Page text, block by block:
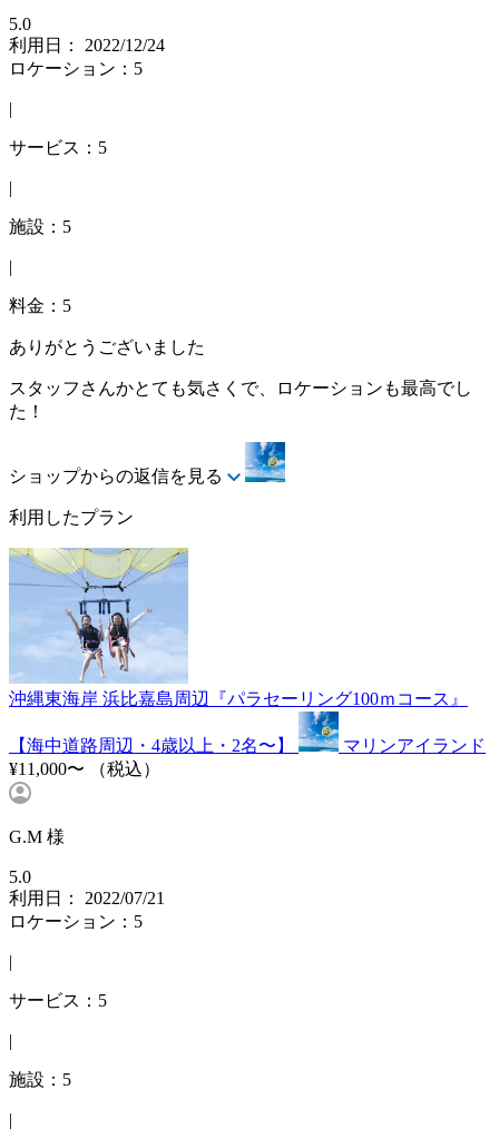
5.0
利用日： 2022/12/24
ロケーション：5
|
サービス：5
|
施設：5
|
料金：5
ありがとうございました
スタッフさんかとても気さくで、ロケーションも最高でし
た！
ショップからの返信を見る
利用したプラン
沖縄東海岸 浜比嘉島周辺『パラセーリング100ｍコース』
【海中道路周辺・4歳以上・2名〜】
マリンアイランド
¥11,000〜
（税込）
G.M 様
5.0
利用日： 2022/07/21
ロケーション：5
|
サービス：5
|
施設：5
|